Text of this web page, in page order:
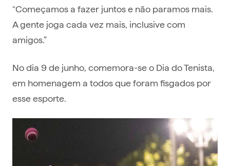
“Começamos a fazer juntos e não paramos mais.
A gente joga cada vez mais, inclusive com
amigos.”
No dia 9 de junho, comemora-se o Dia do Tenista,
em homenagem a todos que foram fisgados por
esse esporte.